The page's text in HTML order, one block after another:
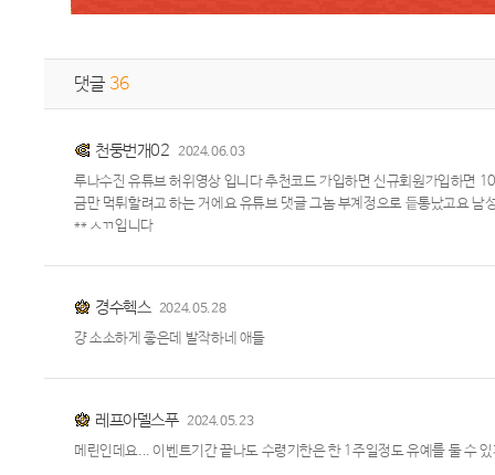
댓글 36
천둥번개02 2024.06.03
루나수진 유튜브 허위영상 입니다 추천코드 가입하면 신규회원가입하면
금만 먹튀할려고 하는 거에요 유튜브 댓글 그놈 부계정으로 듵통났고요
** ㅅㄲ입니다
경수헥스 2024.05.28
걍 소소하게 좋은데 발작하네 애들
레프아델스푸 2024.05.23
메린인데요... 이벤트기간 끝나도 수령기한은 한 1주일정도 유예를 둘 수